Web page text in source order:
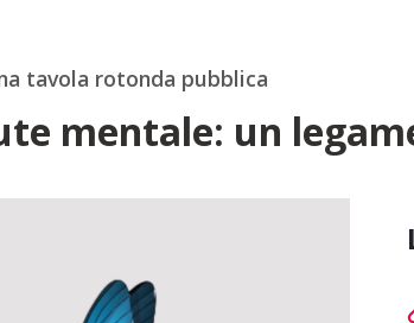
tavola rotonda pubblica
mentale: un